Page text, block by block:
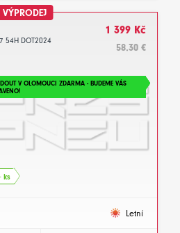
VÝPRODEJ
54H DOT2024
1 399 Kč
58.30 €
V OLOMOUCI ZDARMA - BUDEME VÁS
ks
Letní